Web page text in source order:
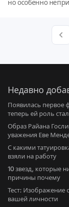
но особенно
необдуманных
Представляем
Недавно
Появилась первое
теперь ей роль
Образ Райана
уважения Еве
С какими
взяли на работу
10 звезд, которые
причины почему
Тест: Изображение
вашей личности